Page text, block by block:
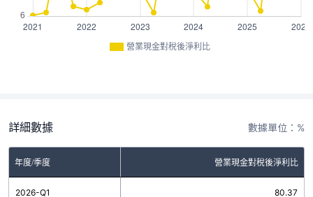
營業現金對稅後淨利比
詳細數據 數據單位：%
年度/季度 營業現金對稅後淨利比
2026-Q1 80.37